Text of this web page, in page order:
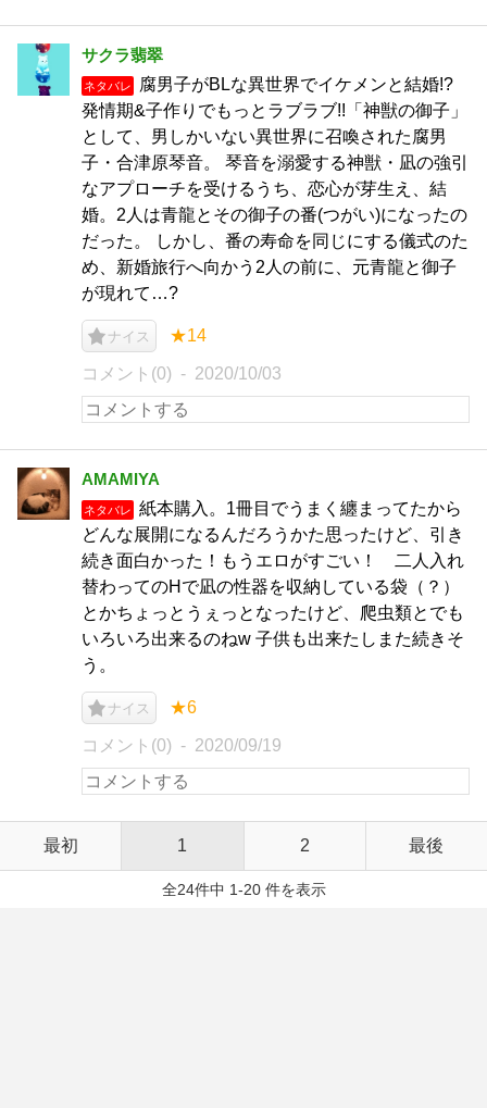
サクラ翡翠
ネタバレ
腐男子がBLな異世界でイケメンと結婚!?
発情期&子作りでもっとラブラブ!!「神獣の御子」
として、男しかいない異世界に召喚された腐男
子・合津原琴音。 琴音を溺愛する神獣・凪の強引
なアプローチを受けるうち、恋心が芽生え、結
婚。2人は青龍とその御子の番(つがい)になったの
だった。 しかし、番の寿命を同じにする儀式のた
め、新婚旅行へ向かう2人の前に、元青龍と御子
が現れて…?
ナイス ★14
コメント(0) 2020/10/03
AMAMIYA
ネタバレ
紙本購入。1冊目でうまく纏まってたから
どんな展開になるんだろうかた思ったけど、引き
続き面白かった！もうエロがすごい！ 二人入れ
替わってのHで凪の性器を収納している袋（？）
とかちょっとうぇっとなったけど、爬虫類とでも
いろいろ出来るのねw 子供も出来たしまた続きそ
う。
ナイス ★6
コメント(0) 2020/09/19
最初 1 2 最後
全24件中 1-20 件を表示